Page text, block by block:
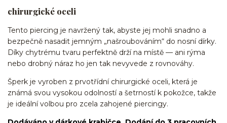
chirurgické oceli
Tento piercing je navržený tak, abyste jej mohli snadno a
bezpečně nasadit jemným „našroubováním“ do nosní dírky.
Díky chytrému tvaru perfektně drží na místě — ani rýma
nebo drobný náraz ho jen tak nevyvede z rovnováhy.
Šperk je vyroben z prvotřídní chirurgické oceli, která je
známá svou vysokou odolností a šetrností k pokožce, takže
je ideální volbou pro zcela zahojené piercingy.